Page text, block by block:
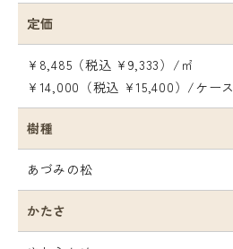
定価
¥8,485（税込 ¥9,333）/㎡
¥14,000（税込 ¥15,400）/ケース
樹種
あづみの松
かたさ